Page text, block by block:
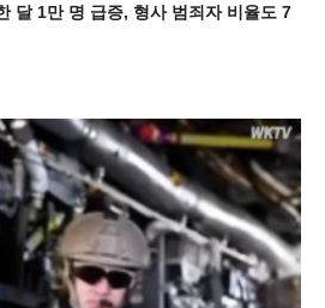
달 1만 명 급증, 형사 범죄자 비율도 7